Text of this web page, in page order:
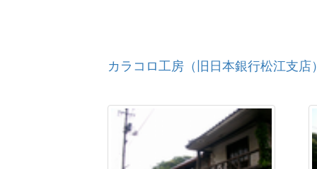
カラコロ工房（旧日本銀行松江支店